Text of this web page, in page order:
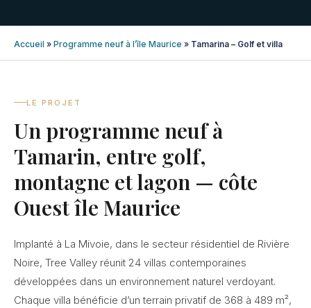
Accueil » Programme neuf à l’île Maurice » Tamarina – Golf et villa
LE PROJET
Un programme neuf à
Tamarin, entre golf,
montagne et lagon — côte
Ouest île Maurice
Implanté à La Mivoie, dans le secteur résidentiel de Rivière
Noire, Tree Valley réunit 24 villas contemporaines
développées dans un environnement naturel verdoyant.
Chaque villa bénéficie d’un terrain privatif de 368 à 489 m²,